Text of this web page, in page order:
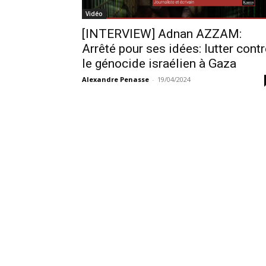
Vidéo
[INTERVIEW] Adnan AZZAM:
Arrêté pour ses idées: lutter
le génocide israélien à Gaza
Alexandre Penasse - 19/04/2024